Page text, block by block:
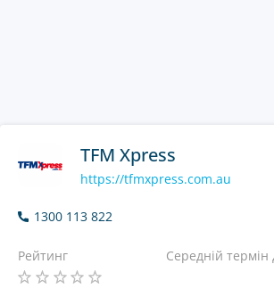
TFM Xpress
https://tfmxpress.com.au
1300 113 822
Рейтинг Середній термін